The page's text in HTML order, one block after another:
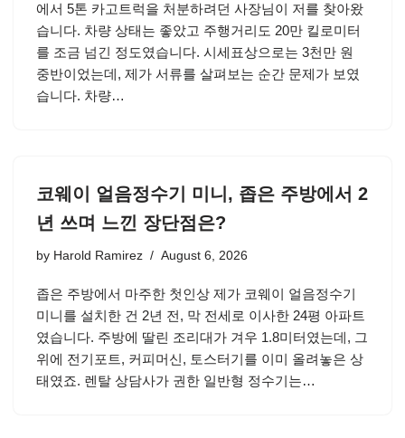
에서 5톤 카고트럭을 처분하려던 사장님이 저를 찾아왔
습니다. 차량 상태는 좋았고 주행거리도 20만 킬로미터
를 조금 넘긴 정도였습니다. 시세표상으로는 3천만 원
중반이었는데, 제가 서류를 살펴보는 순간 문제가 보였
습니다. 차량…
코웨이 얼음정수기 미니, 좁은 주방에서 2
년 쓰며 느낀 장단점은?
by Harold Ramirez August 6, 2026
좁은 주방에서 마주한 첫인상 제가 코웨이 얼음정수기
미니를 설치한 건 2년 전, 막 전세로 이사한 24평 아파트
였습니다. 주방에 딸린 조리대가 겨우 1.8미터였는데, 그
위에 전기포트, 커피머신, 토스터기를 이미 올려놓은 상
태였죠. 렌탈 상담사가 권한 일반형 정수기는…